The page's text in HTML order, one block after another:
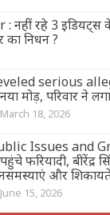
नहीं रहे 3 इडियट्स
निधन ?
serious
मोड़, परिवार ने
March 18, 2026
Issues and
फरियादी, बीरेंद्र
और
June 15, 2026